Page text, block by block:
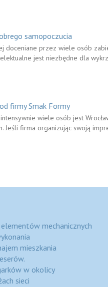
samopoczucia
doceniane przez wiele osób
jest niezbędne dla
firmy Smak Formy
wiele osób jest
Jeśli firma organizując swoją
mechanicznych
mieszkania
w okolicy
sieci